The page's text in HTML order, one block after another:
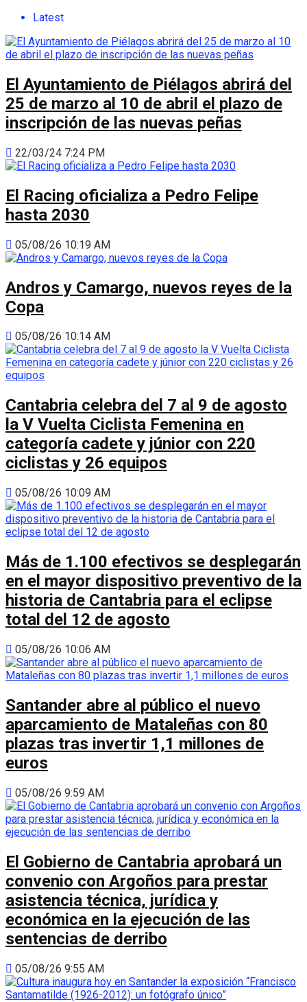
Latest
El Ayuntamiento de Piélagos abrirá del
25 de marzo al 10 de abril el plazo de
inscripción de las nuevas peñas
22/03/24 7:24 PM
El Racing oficializa a Pedro Felipe
hasta 2030
05/08/26 10:19 AM
Andros y Camargo, nuevos reyes de la
Copa
05/08/26 10:14 AM
Cantabria celebra del 7 al 9 de agosto
la V Vuelta Ciclista Femenina en
categoría cadete y júnior con 220
ciclistas y 26 equipos
05/08/26 10:09 AM
Más de 1.100 efectivos se desplegarán
en el mayor dispositivo preventivo de la
historia de Cantabria para el eclipse
total del 12 de agosto
05/08/26 10:06 AM
Santander abre al público el nuevo
aparcamiento de Mataleñas con 80
plazas tras invertir 1,1 millones de
euros
05/08/26 9:59 AM
El Gobierno de Cantabria aprobará un
convenio con Argoños para prestar
asistencia técnica, jurídica y
económica en la ejecución de las
sentencias de derribo
05/08/26 9:55 AM